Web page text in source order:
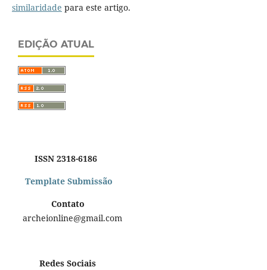
similaridade para este artigo.
EDIÇÃO ATUAL
ISSN 2318-6186
Template Submissão
Contato
archeionline@gmail.com
Redes Sociais